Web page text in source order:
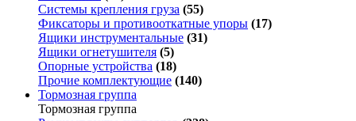
Системы крепления груза (55)
Фиксаторы и противооткатные упоры (17)
Ящики инструментальные (31)
Ящики огнетушителя (5)
Опорные устройства (18)
Прочие комплектующие (140)
Тормозная группа
Тормозная группа